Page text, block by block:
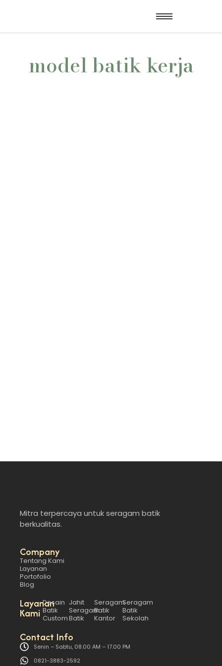
model batik kerja
Mitra terpercaya untuk seragam batik
berkualitas.
Company
Tentang Kami
Layanan
Portofolio
Blog
Layanan
Kami
Desain
Batik
Custom
Jahit
Seragam
Batik
Seragam
Batik
Kantor
Seragam
Batik
Sekolah
Contact Info
Senin – Sabtu, 08.00 AM – 17.00 PM
0821-3883-2592